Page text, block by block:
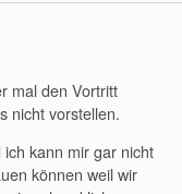
mal den Vortritt
nicht vorstellen.
kann mir gar nicht
können weil wir